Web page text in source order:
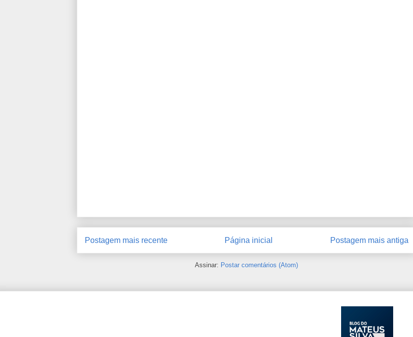
Postagem mais recente Postagem mais antiga
Página inicial
Assinar: Postar comentários (Atom)